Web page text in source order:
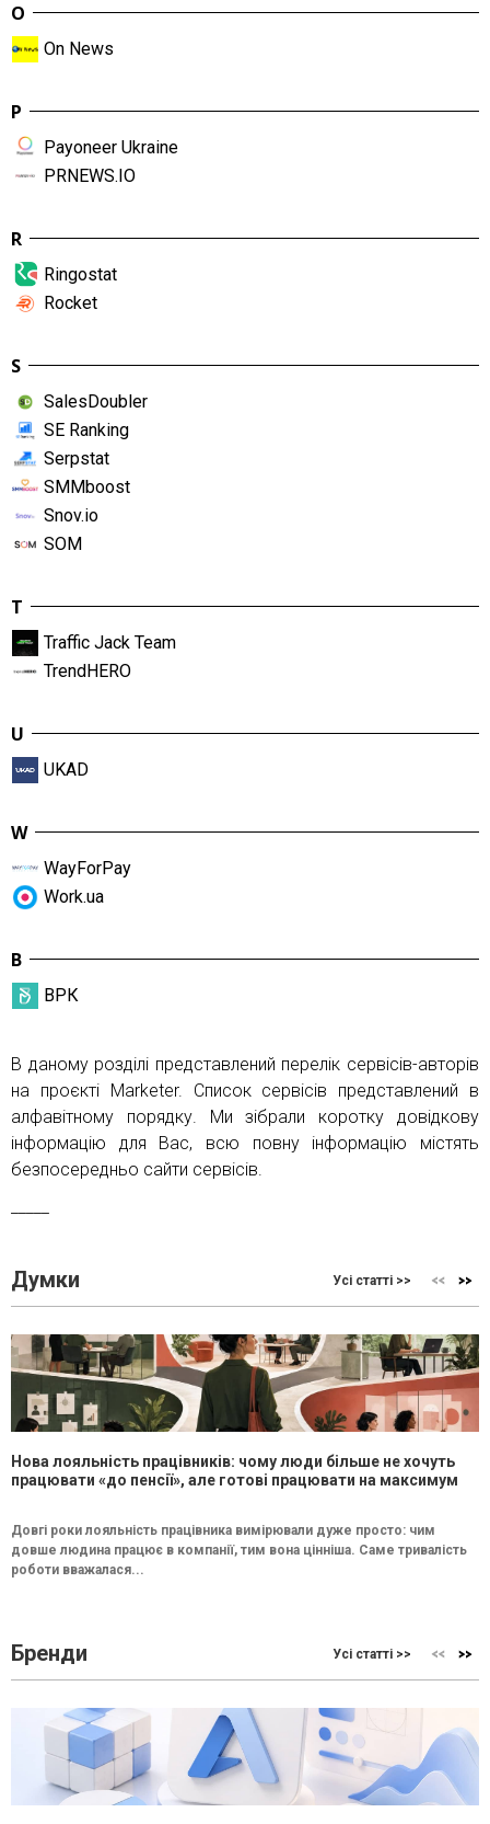
O
On News
P
Payoneer Ukraine
PRNEWS.IO
R
Ringostat
Rocket
S
SalesDoubler
SE Ranking
Serpstat
SMMboost
Snov.io
SOM
T
Traffic Jack Team
TrendHERO
U
UKAD
W
WayForPay
Work.ua
В
ВРК
В даному розділі представлений перелік сервісів-авторів
на проєкті Marketer. Список сервісів представлений в
алфавітному порядку. Ми зібрали коротку довідкову
інформацію для Вас, всю повну інформацію містять
безпосередньо сайти сервісів.
Думки Усі статті >>
Нова лояльність працівників: чому люди більше не хочуть
працювати «до пенсії», але готові працювати на максимум
Довгі роки лояльність працівника вимірювали дуже просто: чим
довше людина працює в компанії, тим вона цінніша. Саме тривалість
роботи вважалася...
Бренди Усі статті >>